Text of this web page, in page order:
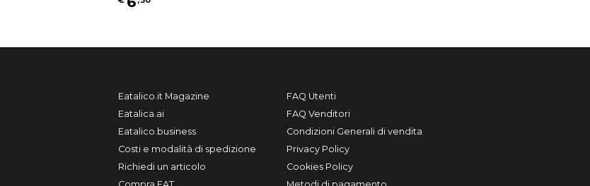
Eatalico.it Magazine
Eatalica.ai
Eatalico.business
Costi e modalità di spedizione
Richiedi un articolo
FAQ Utenti
FAQ Venditori
Condizioni Generali di vendita
Privacy Policy
Cookies Policy